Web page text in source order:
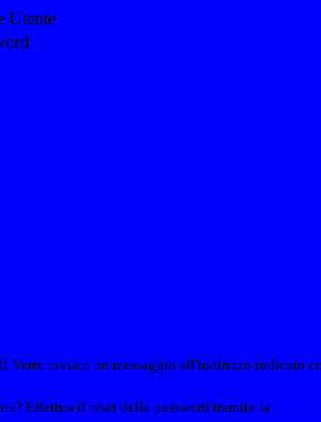
Utente
Verrà inviato un messaggio all'indirizzo indicato
Effettua il reset della password tramite la